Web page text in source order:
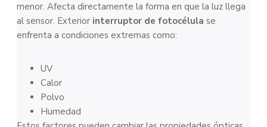
menor. Afecta directamente la forma en que la luz llega
al sensor. Exterior interruptor de fotocélula se
enfrenta a condiciones extremas como:
UV
Calor
Polvo
Humedad